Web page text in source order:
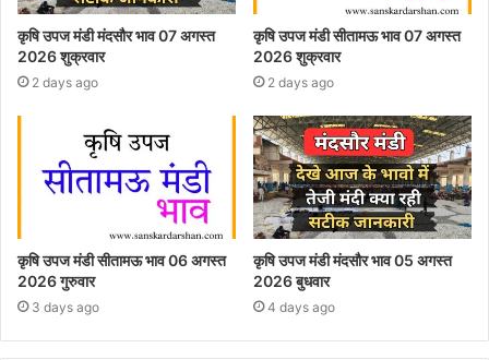
कृषि उपज मंडी मंदसौर भाव 07 अगस्त
2026 शुक्रवार
2 days ago
कृषि उपज मंडी सीतामऊ भाव 07 अगस्त
2026 शुक्रवार
2 days ago
कृषि उपज मंडी सीतामऊ भाव 06 अगस्त
2026 गुरुवार
3 days ago
कृषि उपज मंडी मंदसौर भाव 05 अगस्त
2026 बुधवार
4 days ago